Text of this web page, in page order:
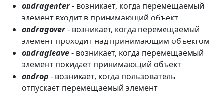
ondragenter- возникает, когда перемещаемый
элемент входит в принимающий объект
ondragover- возникает, когда перемещаемый
элемент проходит над принимающим объектом
ondragleave- возникает, когда перемещаемый
элемент покидает принимающий объект
ondrop - возникает, когда пользователь
отпускает перемещаемый элемент